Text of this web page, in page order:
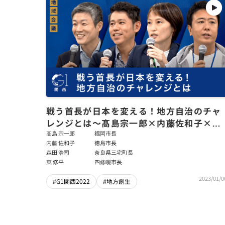
戦う首長が日本を変える！地方自治のチャ
レンジとは～髙島宗一郎×内藤佐和子×森
田浩司×東修平
髙島 宗一郎
福岡市長
内藤 佐和子
徳島市長
森田 浩司
奈良県三宅町長
東 修平
四條畷市長
#G1関西2022 #地方創生 2023/01/